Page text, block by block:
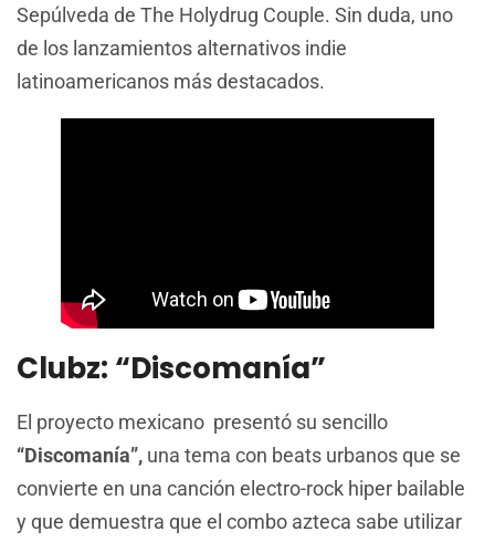
Sepúlveda de The Holydrug Couple. Sin duda, uno
de los lanzamientos alternativos indie
latinoamericanos más destacados.
Clubz: “Discomanía”
El proyecto mexicano presentó su sencillo
“Discomanía”, una tema con beats urbanos que se
convierte en una canción electro-rock hiper bailable
y que demuestra que el combo azteca sabe utilizar